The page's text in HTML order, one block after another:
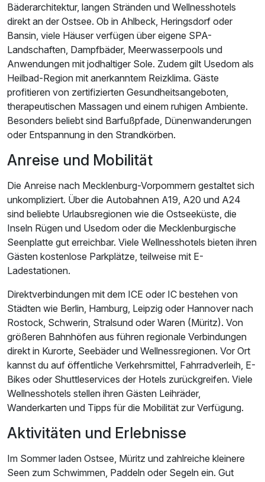
Bäderarchitektur, langen Stränden und Wellnesshotels
direkt an der Ostsee. Ob in Ahlbeck, Heringsdorf oder
Bansin, viele Häuser verfügen über eigene SPA-
Landschaften, Dampfbäder, Meerwasserpools und
Anwendungen mit jodhaltiger Sole. Zudem gilt Usedom als
Heilbad-Region mit anerkanntem Reizklima. Gäste
profitieren von zertifizierten Gesundheitsangeboten,
therapeutischen Massagen und einem ruhigen Ambiente.
Besonders beliebt sind Barfußpfade, Dünenwanderungen
oder Entspannung in den Strandkörben.
Anreise und Mobilität
Die Anreise nach Mecklenburg-Vorpommern gestaltet sich
unkompliziert. Über die Autobahnen A19, A20 und A24
sind beliebte Urlaubsregionen wie die Ostseeküste, die
Inseln Rügen und Usedom oder die Mecklenburgische
Seenplatte gut erreichbar. Viele Wellnesshotels bieten ihren
Gästen kostenlose Parkplätze, teilweise mit E-
Ladestationen.
Direktverbindungen mit dem ICE oder IC bestehen von
Städten wie Berlin, Hamburg, Leipzig oder Hannover nach
Rostock, Schwerin, Stralsund oder Waren (Müritz). Von
größeren Bahnhöfen aus führen regionale Verbindungen
direkt in Kurorte, Seebäder und Wellnessregionen. Vor Ort
kannst du auf öffentliche Verkehrsmittel, Fahrradverleih, E-
Bikes oder Shuttleservices der Hotels zurückgreifen. Viele
Wellnesshotels stellen ihren Gästen Leihräder,
Wanderkarten und Tipps für die Mobilität zur Verfügung.
Aktivitäten und Erlebnisse
Im Sommer laden Ostsee, Müritz und zahlreiche kleinere
Seen zum Schwimmen, Paddeln oder Segeln ein. Gut